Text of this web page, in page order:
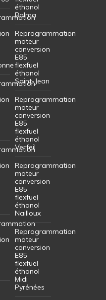
éthanol
Balma
Reprogrammation
moteur
conversion
E85
flexfuel
éthanol
Saint-Jean
Reprogrammation
moteur
conversion
E85
flexfuel
éthanol
Verfeil
Reprogrammation
moteur
conversion
E85
flexfuel
éthanol
Nailloux
Reprogrammation
moteur
conversion
E85
flexfuel
éthanol
Midi
Pyrénées